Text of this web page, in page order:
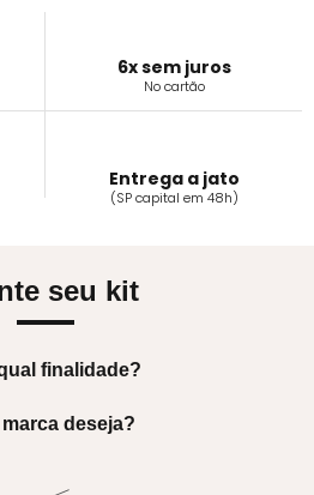
6x sem juros
No cartão
Entrega a jato
(SP capital em 48h)
seu kit
finalidade?
deseja?